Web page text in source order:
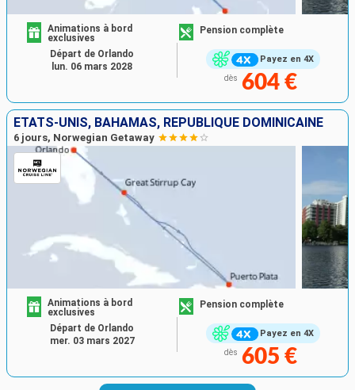
Payez en 4X
Animations à bord
exclusives
Pension complète
dès 604 €
Départ de Orlando
lun. 06 mars 2028
ÉTATS-UNIS, BAHAMAS, RÉPUBLIQUE DOMINICAINE
6 jours, Norwegian Getaway
Payez en 4X
Animations à bord
exclusives
Pension complète
dès 605 €
Départ de Orlando
mer. 03 mars 2027